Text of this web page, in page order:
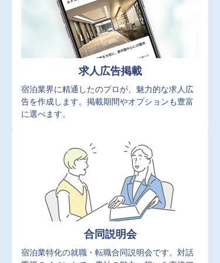
求人広告掲載
宿泊業界に精通したのプロが、魅力的な求人広
告を作成します。掲載期間やオプションも豊富
に選べます。
合同説明会
宿泊業特化の就職・転職合同説明会です。対話